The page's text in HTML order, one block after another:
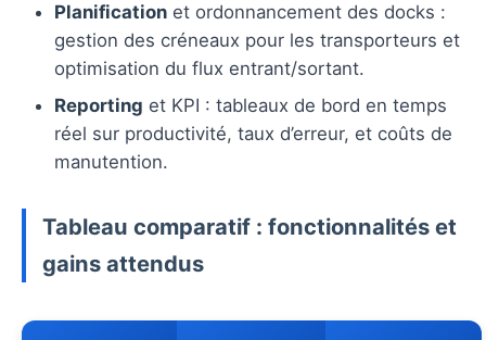
Planification et ordonnancement des docks :
gestion des créneaux pour les transporteurs et
optimisation du flux entrant/sortant.
Reporting et KPI : tableaux de bord en temps
réel sur productivité, taux d’erreur, et coûts de
manutention.
Tableau comparatif : fonctionnalités et
gains attendus